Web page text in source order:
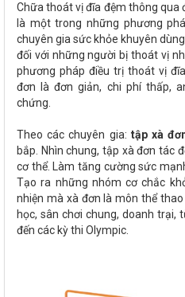
Chữa thoát vị đĩa đệm thông
là một trong những phương
chuyên gia sức khỏe khuyên
đối với những người bị thoát vị
phương pháp điều trị thoát vị
đơn là đơn giản, chi phí thấp,
chứng.
Theo các chuyên gia: tập xà
bắp. Nhìn chung, tập xà đơn tác
cơ thể. Làm tăng cường sức
Tạo ra những nhóm cơ chắc
nhiện mà xà đơn là môn thể
học, sân chơi chung, doanh
đến các kỳ thi Olympic.